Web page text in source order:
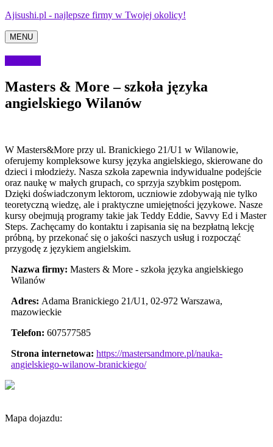
Ajisushi.pl - najlepsze firmy w Twojej okolicy!
MENU
Masters & More – szkoła języka
angielskiego Wilanów
W Masters&More przy ul. Branickiego 21/U1 w Wilanowie,
oferujemy kompleksowe kursy języka angielskiego, skierowane do
dzieci i młodzieży. Nasza szkoła zapewnia indywidualne podejście
oraz naukę w małych grupach, co sprzyja szybkim postępom.
Dzięki doświadczonym lektorom, uczniowie zdobywają nie tylko
teoretyczną wiedzę, ale i praktyczne umiejętności językowe. Nasze
kursy obejmują programy takie jak Teddy Eddie, Savvy Ed i Master
Steps. Zachęcamy do kontaktu i zapisania się na bezpłatną lekcję
próbną, by przekonać się o jakości naszych usług i rozpocząć
przygodę z językiem angielskim.
Nazwa firmy: Masters & More - szkoła języka angielskiego
Wilanów
Adres: Adama Branickiego 21/U1 , 02-972 Warszawa,
mazowieckie
Telefon: 607577585
Strona internetowa: https://mastersandmore.pl/nauka-
angielskiego-wilanow-branickiego/
Mapa dojazdu: